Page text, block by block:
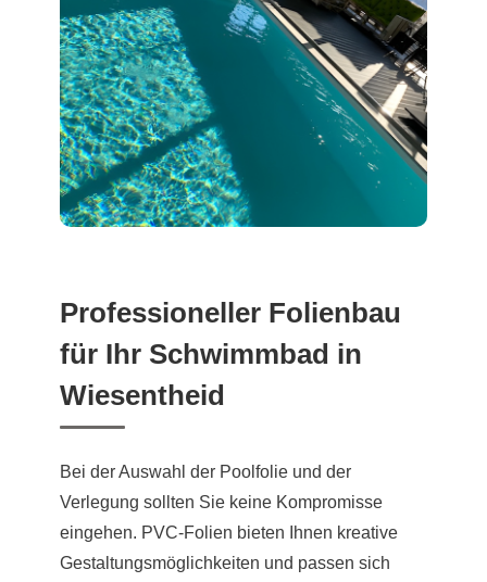
Professioneller Folienbau
für Ihr Schwimmbad in
Wiesentheid
Bei der Auswahl der Poolfolie und der
Verlegung sollten Sie keine Kompromisse
eingehen. PVC-Folien bieten Ihnen kreative
Gestaltungsmöglichkeiten und passen sich